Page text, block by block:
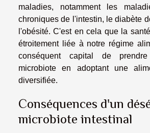
maladies, notamment les
chroniques de l'intestin, le diabète
l'obésité. C'est en cela que la
étroitement liée à notre régime
conséquent capital de
microbiote en adoptant une
diversifiée.
Conséquences d'un
microbiote intestinal